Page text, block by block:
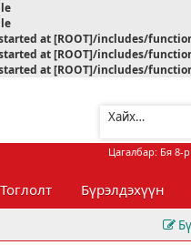
at [ROOT]/includes/
at [ROOT]/includes/
at [ROOT]/includes/
Цагалбар: Бя 8-
Тоглолт Бүрэлдэхүүн